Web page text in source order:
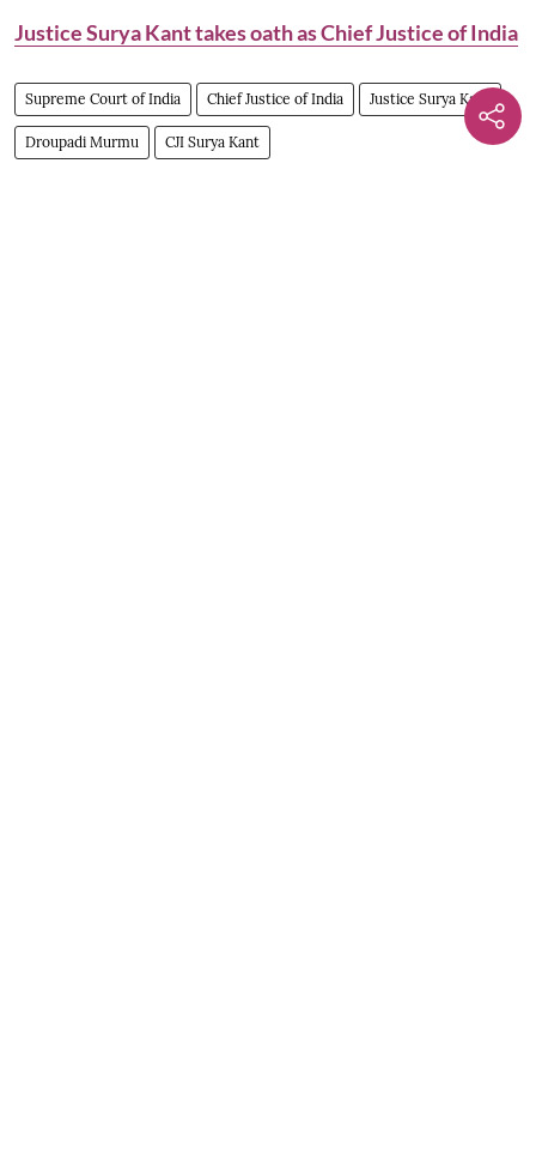
Justice Surya Kant takes oath as Chief Justice of India
Supreme Court of India Chief Justice of India Justice Surya Kant
Droupadi Murmu CJI Surya Kant